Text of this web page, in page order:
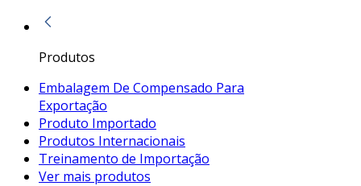
Produtos
Embalagem De Compensado Para
Exportação
Produto Importado
Produtos Internacionais
Treinamento de Importação
Ver mais produtos